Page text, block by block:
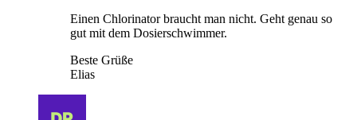
Einen Chlorinator braucht man nicht. Geht genau so
gut mit dem Dosierschwimmer.
Beste Grüße
Elias